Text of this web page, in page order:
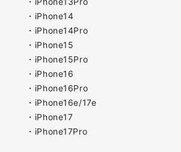
・iPhone14
・iPhone14Pro
・iPhone15
・iPhone15Pro
・iPhone16
・iPhone16Pro
・iPhone16e/17e
・iPhone17
・iPhone17Pro